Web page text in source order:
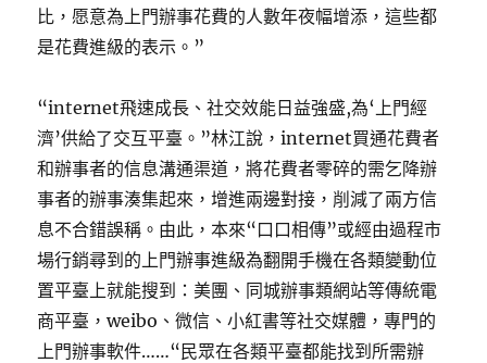
比，愿意為上門辦事花費的人數年夜幅增添，這些都
是花費進級的表示。”
“internet飛速成長、社交效能日益強盛,為‘上門經
濟’供給了交互平臺。”林江說，internet買通花費者
和辦事者的信息溝通渠道，將花費者零碎的需乞降辦
事者的辦事湊集起來，增進兩邊對接，削減了兩方信
息不合錯誤稱。由此，本來“口口相傳”或經由過程市
場行銷尋到的上門辦事進級為翻開手機在各類變動位
置平臺上就能搜到：美團、同城辦事類網站等傳統電
商平臺，weibo、微信、小紅書等社交媒體，專門的
上門辦事軟件……“民眾在各類平臺都能找到所需辦